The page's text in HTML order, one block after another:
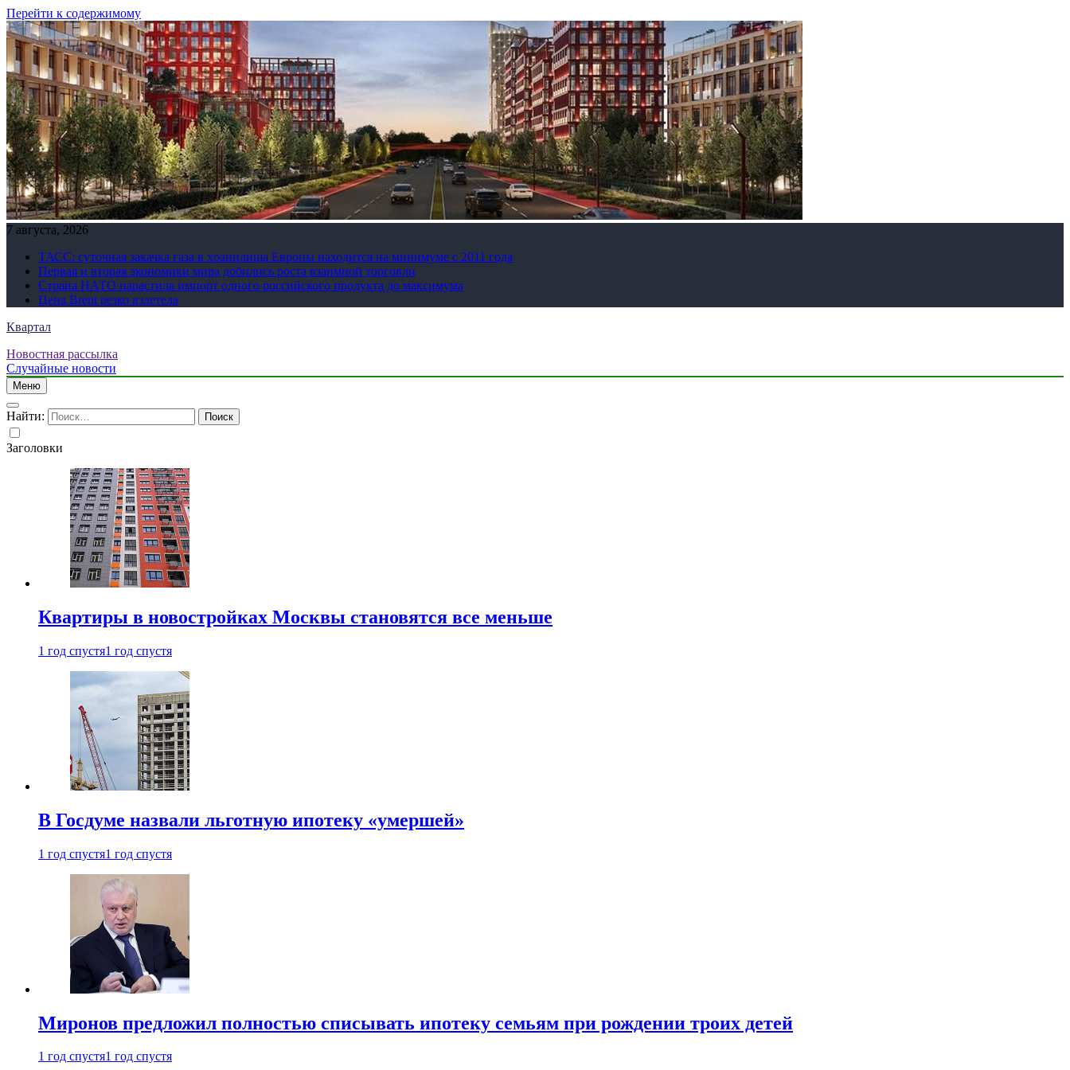
Перейти к содержимому
7 августа, 2026
ТАСС: суточная закачка газа в хранилища Европы находится на минимуме с 2011 года
Первая и вторая экономики мира добились роста взаимной торговли
Страна НАТО нарастила импорт одного российского продукта до максимума
Цена Brent резко взлетела
Квартал
Новостная рассылка
Случайные новости
Меню
Найти:
Заголовки
Квартиры в новостройках Москвы становятся все меньше
1 год спустя1 год спустя
В Госдуме назвали льготную ипотеку «умершей»
1 год спустя1 год спустя
Миронов предложил полностью списывать ипотеку семьям при рождении троих детей
1 год спустя1 год спустя